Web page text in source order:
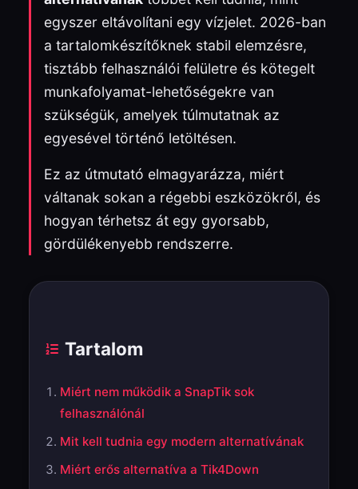
egyszer eltávolítani egy vízjelet. 2026-ban
a tartalomkészítőknek stabil elemzésre,
tisztább felhasználói felületre és kötegelt
munkafolyamat-lehetőségekre van
szükségük, amelyek túlmutatnak az
egyesével történő letöltésen.
Ez az útmutató elmagyarázza, miért
váltanak sokan a régebbi eszközökről, és
hogyan térhetsz át egy gyorsabb,
gördülékenyebb rendszerre.
Tartalom
Miért nem működik a SnapTik sok
felhasználónál
Mit kell tudnia egy modern alternatívának
Miért erős alternatíva a Tik4Down